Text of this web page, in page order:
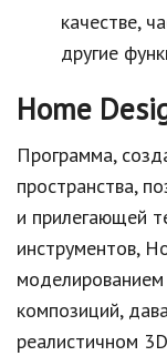
качестве,
другие
Home
Программа,
пространства,
и прилегающей
инструментов,
композиций,
реалистичном